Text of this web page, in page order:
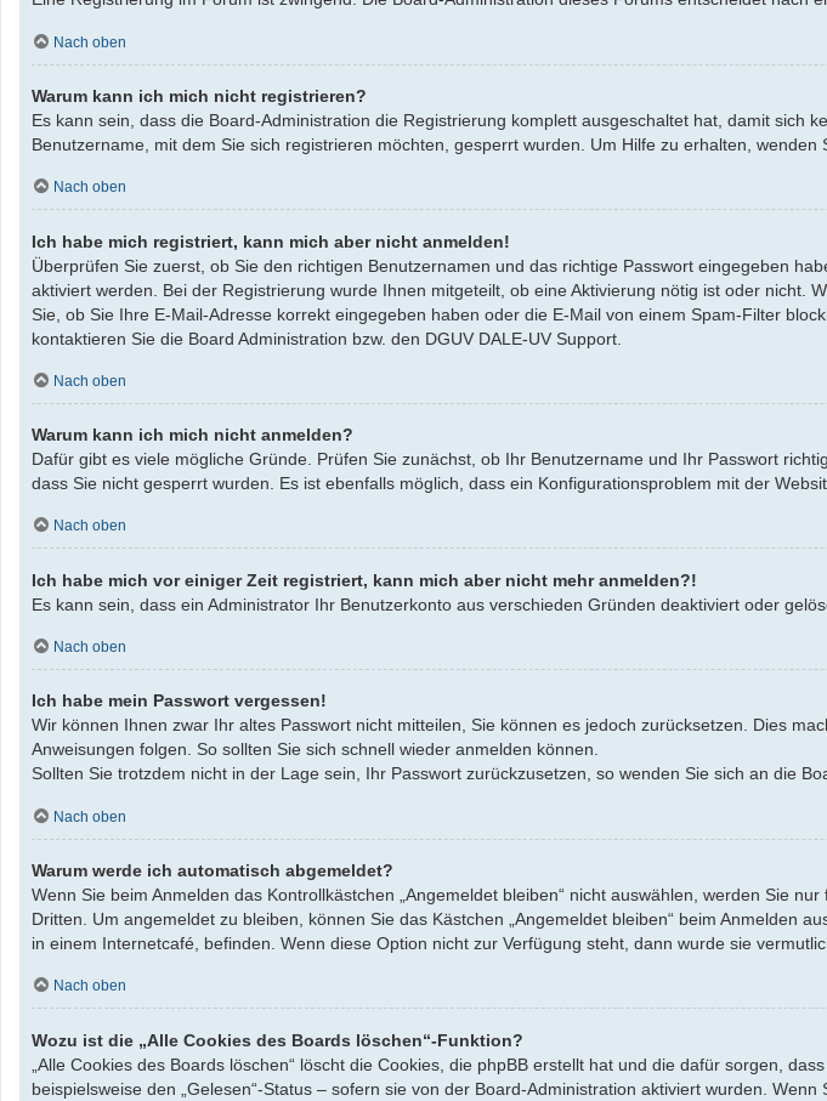
Nach oben
Warum kann ich mich nicht registrieren?
Es kann sein, dass die Board-Administration die Registrierung komplett ausgeschaltet hat, damit
Benutzername, mit dem Sie sich registrieren möchten, gesperrt wurden. Um Hilfe zu erhalten,
Nach oben
Ich habe mich registriert, kann mich aber nicht anmelden!
Überprüfen Sie zuerst, ob Sie den richtigen Benutzernamen und das richtige Passwort eingegeben
aktiviert werden. Bei der Registrierung wurde Ihnen mitgeteilt, ob eine Aktivierung nötig ist oder nicht.
Sie, ob Sie Ihre E-Mail-Adresse korrekt eingegeben haben oder die E-Mail von einem Spam-Filter
kontaktieren Sie die Board Administration bzw. den DGUV DALE-UV Support.
Nach oben
Warum kann ich mich nicht anmelden?
Dafür gibt es viele mögliche Gründe. Prüfen Sie zunächst, ob Ihr Benutzername und Ihr Passwort
dass Sie nicht gesperrt wurden. Es ist ebenfalls möglich, dass ein Konfigurationsproblem mit der
Nach oben
Ich habe mich vor einiger Zeit registriert, kann mich aber nicht mehr anmelden?!
Es kann sein, dass ein Administrator Ihr Benutzerkonto aus verschieden Gründen deaktiviert oder
Nach oben
Ich habe mein Passwort vergessen!
Wir können Ihnen zwar Ihr altes Passwort nicht mitteilen, Sie können es jedoch zurücksetzen. Dies
Anweisungen folgen. So sollten Sie sich schnell wieder anmelden können.
Sollten Sie trotzdem nicht in der Lage sein, Ihr Passwort zurückzusetzen, so wenden Sie sich an die
Nach oben
Warum werde ich automatisch abgemeldet?
Wenn Sie beim Anmelden das Kontrollkästchen „Angemeldet bleiben“ nicht auswählen, werden Sie
Dritten. Um angemeldet zu bleiben, können Sie das Kästchen „Angemeldet bleiben“ beim Anmelden
in einem Internetcafé, befinden. Wenn diese Option nicht zur Verfügung steht, dann wurde sie
Nach oben
Wozu ist die „Alle Cookies des Boards löschen“-Funktion?
„Alle Cookies des Boards löschen“ löscht die Cookies, die phpBB erstellt hat und die dafür sorgen,
beispielsweise den „Gelesen“-Status – sofern sie von der Board-Administration aktiviert wurden.